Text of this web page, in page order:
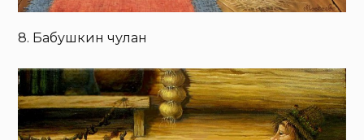
8. Бабушкин чулан